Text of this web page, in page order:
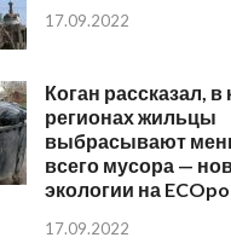
17.09.2022
Коган рассказал, в
регионах жильцы
выбрасывают
всего мусора —
экологии на
17.09.2022